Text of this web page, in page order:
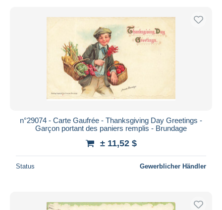
n°29074 - Carte Gaufrée - Thanksgiving Day Greetings -
Garçon portant des paniers remplis - Brundage
± 11,52 $
Status Gewerblicher Händler